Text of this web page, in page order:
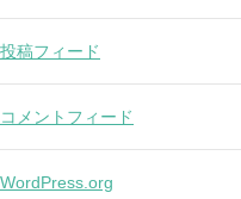
投稿フィード
コメントフィード
WordPress.org